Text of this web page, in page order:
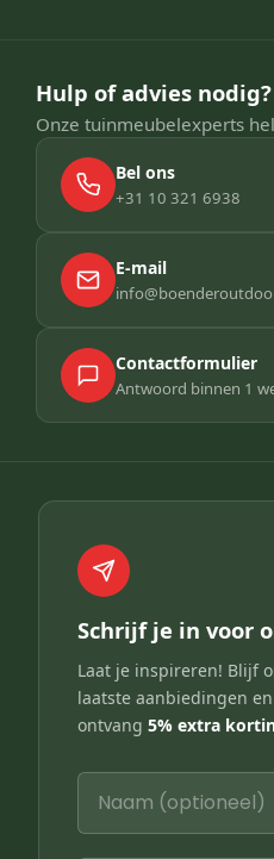
Hulp of advies nodig?
Onze tuinmeubelexperts
Bel ons
+31 10 321 6938
E-mail
Contactformulier
Antwoord binnen 1
Schrijf je in voor
Laat je inspireren! Blijf
laatste aanbiedingen
ontvang 5% extra